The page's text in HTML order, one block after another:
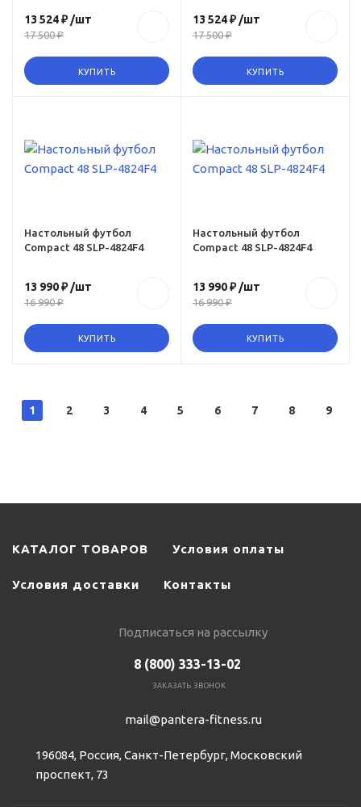
13 524 ₽/шт
17 500 ₽
КУПИТЬ
13 524 ₽/шт
17 500 ₽
КУПИТЬ
Настольный футбол
Compact 48 SLP-4824F4
13 990 ₽/шт
16 990 ₽
КУПИТЬ
Настольный футбол
Compact 48 SLP-4824F4
13 990 ₽/шт
16 990 ₽
КУПИТЬ
1 2 3 4 5 6 7 8 9
КАТАЛОГ ТОВАРОВ Условия оплаты
Условия доставки Контакты
Подписаться на рассылку
8 (800) 333-13-02
ЗАКАЗАТЬ ЗВОНОК
mail@pantera-fitness.ru
196084, Россия, Санкт-Петербург, Московский
проспект, 73